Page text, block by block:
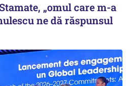
„omul care m-a
ne dă răspunsul